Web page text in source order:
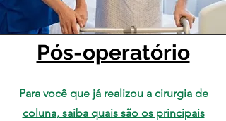
Pós-operatório
Para você que já realizou a cirurgia de
coluna, saiba quais são os principais